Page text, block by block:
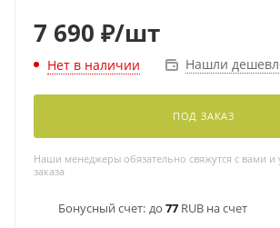
7 690 ₽/шт
Нет в наличии Нашли
ПОД ЗАКАЗ
Наши менеджеры обязательно свяжутся с вами и
заказа
Бонусный счет: до 77 RUB на счет